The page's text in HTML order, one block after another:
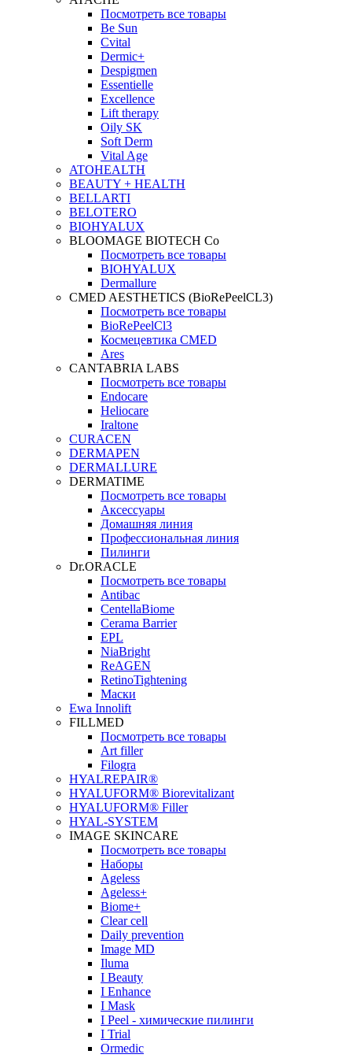
Посмотреть все товары
Be Sun
Cvital
Dermic+
Despigmen
Essentielle
Excellence
Lift therapy
Oily SK
Soft Derm
Vital Age
ATOHEALTH
BEAUTY + HEALTH
BELLARTI
BELOTERO
BIOHYALUX
BLOOMAGE BIOTECH Co
Посмотреть все товары
BIOHYALUX
Dermallure
CMED AESTHETICS (BioRePeelCL3)
Посмотреть все товары
BioRePeelCl3
Космецевтика CMED
Ares
CANTABRIA LABS
Посмотреть все товары
Endocare
Heliocare
Iraltone
CURACEN
DERMAPEN
DERMALLURE
DERMATIME
Посмотреть все товары
Аксессуары
Домашняя линия
Профессиональная линия
Пилинги
Dr.ORACLE
Посмотреть все товары
Antibac
CentellaBiome
Cerama Barrier
EPL
NiaBright
ReAGEN
RetinoTightening
Маски
Ewa Innolift
FILLMED
Посмотреть все товары
Art filler
Filogra
НYALREPAIR®
HYALUFORM® Biorevitalizant
HYALUFORM® Filler
HYAL-SYSTEM
IMAGE SKINCARE
Посмотреть все товары
Наборы
Ageless
Ageless+
Biome+
Clear cell
Daily prevention
Image MD
Iluma
I Beauty
I Enhance
I Mask
I Peel - химические пилинги
I Trial
Ormedic